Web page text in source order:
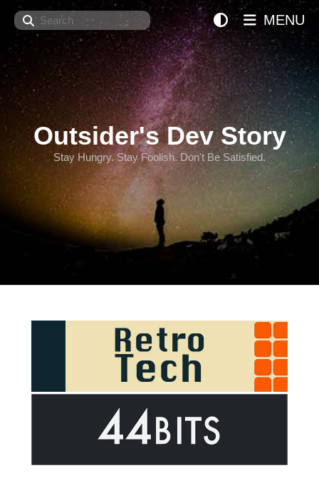
Search
Outsider's Dev Story
Stay Hungry. Stay Foolish. Don't Be Satisfied.
MENU